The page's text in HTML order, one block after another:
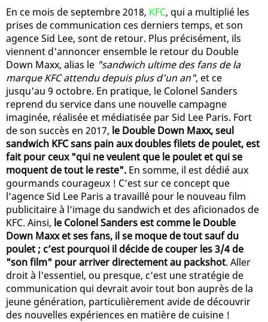
En ce mois de septembre 2018, KFC, qui a multiplié les
prises de communication ces derniers temps, et son
agence Sid Lee, sont de retour. Plus précisément, ils
viennent d'annoncer ensemble le retour du Double
Down Maxx, alias le "sandwich ultime des fans de la
marque KFC attendu depuis plus d’un an", et ce
jusqu'au 9 octobre. En pratique, le Colonel Sanders
reprend du service dans une nouvelle campagne
imaginée, réalisée et médiatisée par Sid Lee Paris. Fort
de son succès en 2017, le Double Down Maxx, seul
sandwich KFC sans pain aux doubles filets de poulet, est
fait pour ceux "qui ne veulent que le poulet et qui se
moquent de tout le reste". En somme, il est dédié aux
gourmands courageux ! C’est sur ce concept que
l’agence Sid Lee Paris a travaillé pour le nouveau film
publicitaire à l’image du sandwich et des aficionados de
KFC. Ainsi, le Colonel Sanders est comme le Double
Down Maxx et ses fans, il se moque de tout sauf du
poulet ; c’est pourquoi il décide de couper les 3/4 de
"son film" pour arriver directement au packshot. Aller
droit à l'essentiel, ou presque, c'est une stratégie de
communication qui devrait avoir tout bon auprès de la
jeune génération, particulièrement avide de découvrir
des nouvelles expériences en matière de cuisine !